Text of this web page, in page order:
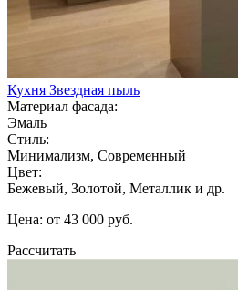
Кухня Звездная пыль
Материал фасада:
Эмаль
Стиль:
Минимализм, Современный
Цвет:
Бежевый, Золотой, Металлик и др.
Цена: от 43 000 руб.
Рассчитать